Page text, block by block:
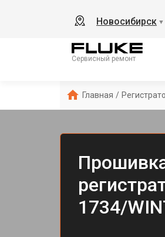
Новосибирск ▼
Сервисный ремонт
Главная /
1734/